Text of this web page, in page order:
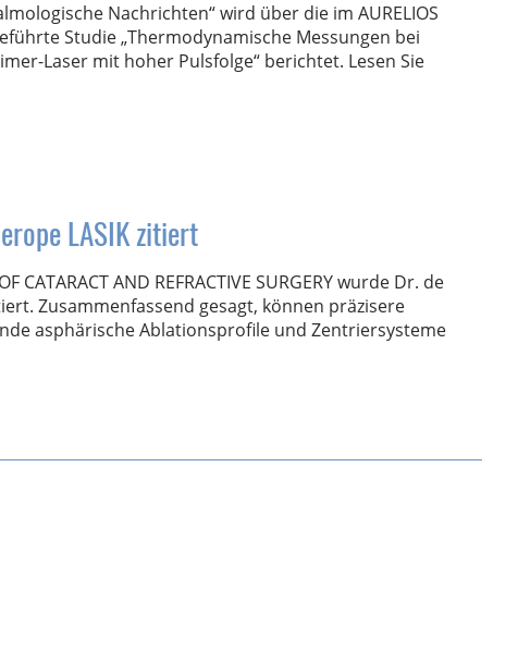
Nachrichten“ wird über die im AURELIOS
Studie „Thermodynamische Messungen bei
Laser mit hoher Pulsfolge“ berichtet. Lesen Sie
LASIK zitiert
CATARACT AND REFRACTIVE SURGERY wurde Dr. de
Zusammenfassend gesagt, können präzisere
asphärische Ablationsprofile und Zentriersysteme